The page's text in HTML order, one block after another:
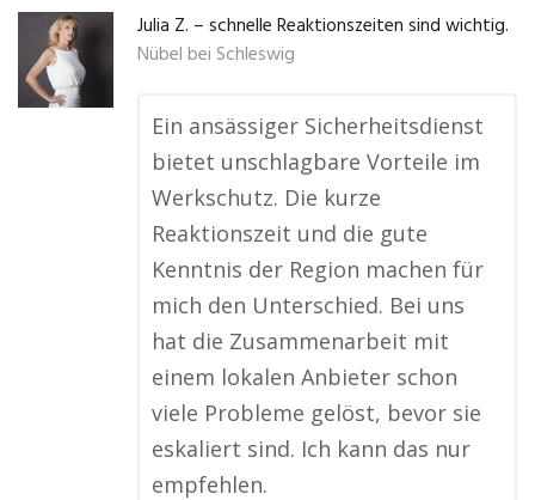
Julia Z. – schnelle Reaktionszeiten sind wichtig.
Nübel bei Schleswig
Ein ansässiger Sicherheitsdienst
bietet unschlagbare Vorteile im
Werkschutz. Die kurze
Reaktionszeit und die gute
Kenntnis der Region machen für
mich den Unterschied. Bei uns
hat die Zusammenarbeit mit
einem lokalen Anbieter schon
viele Probleme gelöst, bevor sie
eskaliert sind. Ich kann das nur
empfehlen.